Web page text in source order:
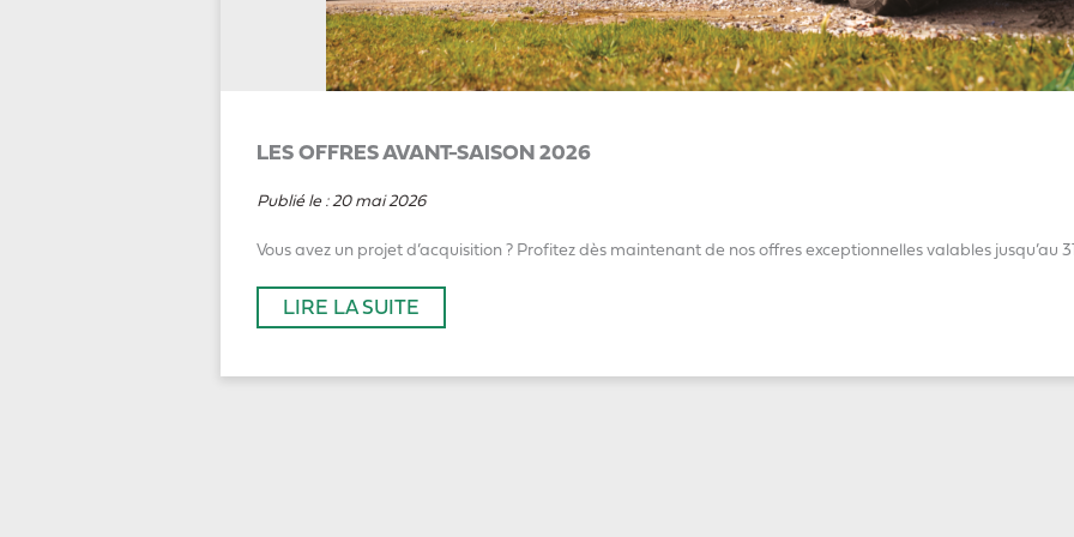
LES OFFRES AVANT-SAISON 2026
Publié le :20 mai 2026
Vous avez un projet d’acquisition ? Profitez dès maintenant de nos offres exceptionnelles valables jusqu’au
LIRE LA SUITE